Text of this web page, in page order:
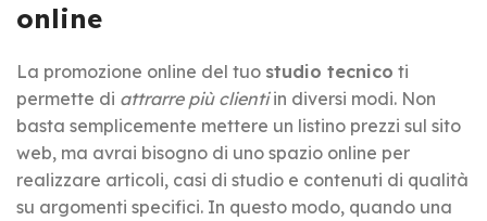
online
La promozione online del tuo studio tecnico ti
permette di attrarre più clientiin diversi modi. Non
basta semplicemente mettere un listino prezzi sul sito
web, ma avrai bisogno di uno spazio online per
realizzare articoli, casi di studio e contenuti di qualità
su argomenti specifici. In questo modo, quando una